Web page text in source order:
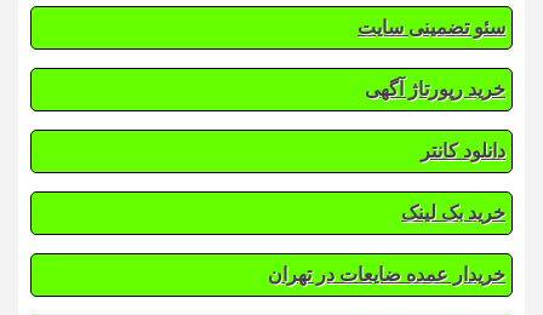
سئو تضمینی سایت
خرید رپورتاژ آگهی
دانلود کانتر
خرید بک لینک
خریدار عمده ضایعات در تهران